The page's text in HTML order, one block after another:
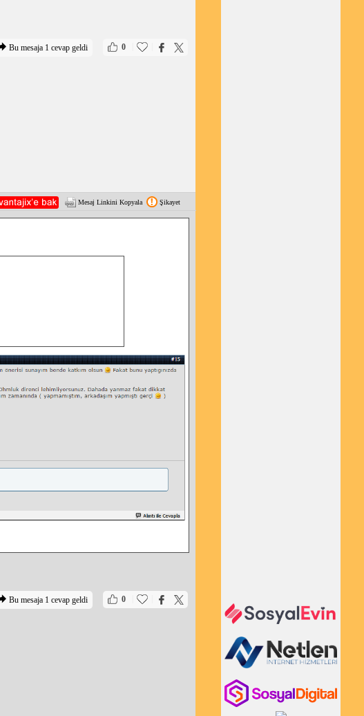
0
Bu mesaja 1 cevap geldi
Mesaj Linkini Kopyala Şikayet
0
Bu mesaja 1 cevap geldi